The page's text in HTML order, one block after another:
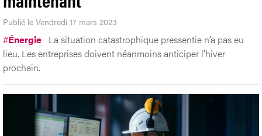
Publié le Vendredi 17 mars 2023
#Énergie La situation catastrophique pressentie n’a pas eu
lieu. Les entreprises doivent néanmoins anticiper l’hiver
prochain.